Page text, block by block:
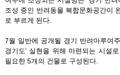
조성 중인 반려동물 복합문화공간이
로 부르게 된다.
7월 일반에 공개될 경기 반려마루여
경기도’ 실현을 위해 마련되는 시설
필요한 5개의 건물로 구성된다.